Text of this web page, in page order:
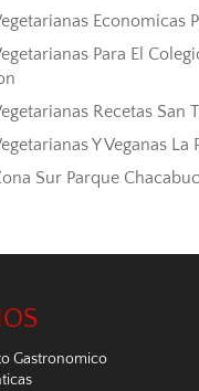
Economicas
Para El
Recetas San
Y Veganas La
Sur Parque
Gastronomico